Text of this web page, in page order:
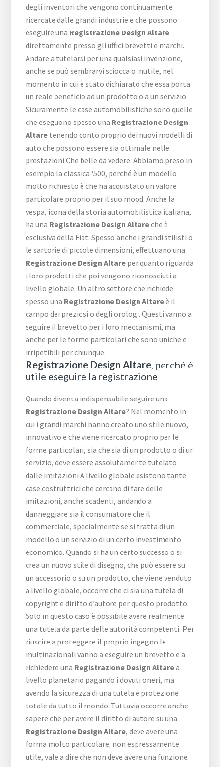
degli inventori che vengono continuamente
ricercate dalle grandi industrie e che possono
eseguire una Registrazione Design Altare
direttamente presso gli uffici brevetti e marchi.
Andare a tutelarsi per una qualsiasi invenzione,
anche se può sembrarvi sciocca o inutile, nel
momento in cui è stato dichiarato che essa porta
un reale beneficio ad un prodotto o a un servizio.
Sicuramente le case automobilistiche sono quelle
che eseguono spesso una Registrazione Design
Altare tenendo conto proprio dei nuovi modelli di
auto che possono essere sia ottimale nelle
prestazioni Che belle da vedere. Abbiamo preso in
esempio la classica ‘500, perché è un modello
molto richiesto è che ha acquistato un valore
particolare proprio per il suo mood. Anche la
vespa, icona della storia automobilistica italiana,
ha una Registrazione Design Altareche è
esclusiva della Fiat. Spesso anche i grandi stilisti o
le sartorie di piccole dimensioni, effettuano una
Registrazione Design Altare per quanto riguarda
i loro prodotti che poi vengono riconosciuti a
livello globale. Un altro settore che richiede
spesso una Registrazione Design Altareè il
campo dei preziosi o degli orologi. Questi vanno a
seguire il brevetto per i loro meccanismi, ma
anche per le forme particolari che sono uniche e
irripetibili per chiunque.
Registrazione Design Altare, perché è
utile eseguire la registrazione
Quando diventa indispensabile seguire una
Registrazione Design Altare? Nel momento in
cui i grandi marchi hanno creato uno stile nuovo,
innovativo e che viene ricercato proprio per le
forme particolari, sia che sia di un prodotto o di un
servizio, deve essere assolutamente tutelato
dalle imitazioni A livello globale esistono tante
case costruttrici che cercano di fare delle
imitazioni, anche scadenti, andando a
danneggiare sia il consumatore che il
commerciale, specialmente se si tratta di un
modello o un servizio di un certo investimento
economico. Quando si ha un certo successo o si
crea un nuovo stile di disegno, che può essere su
un accessorio o su un prodotto, che viene venduto
a livello globale, occorre che ci sia una tutela di
copyright e diritto d’autore per questo prodotto.
Solo in questo caso è possibile avere realmente
una tutela da parte delle autorità competenti. Per
riuscire a proteggere il proprio ingegno le
multinazionali vanno a eseguire un brevetto e a
richiedere una Registrazione Design Altarea
livello planetario pagando i dovuti oneri, ma
avendo la sicurezza di una tutela e protezione
totale da tutto il mondo. Tuttavia occorre anche
sapere che per avere il diritto di autore su una
Registrazione Design Altare, deve avere una
forma molto particolare, non espressamente
utile, vale a dire che non deve avere una funzione